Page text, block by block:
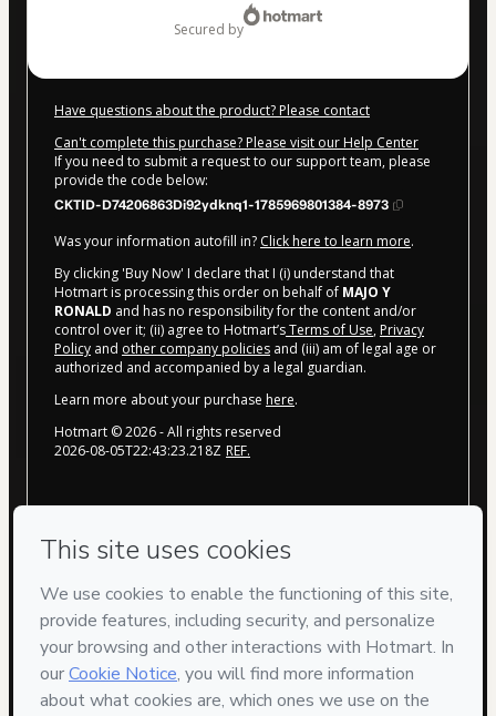
secured by
Have questions about the product? Please contact
Can't complete this purchase? Please visit our Help Center
If you need to submit a request to our support team, please
provide the code below:
CKTID-D74206863Di92ydknq1-1785969801384-8973
Was your information autofill in? Click here to learn more.
By clicking 'Buy Now' I declare that I (i) understand that
Hotmart is processing this order on behalf of MAJO Y
RONALD and has no responsibility for the content and/or
control over it; (ii) agree to Hotmart’sTerms of Use, Privacy
Policy and other company policies and (iii) am of legal age or
authorized and accompanied by a legal guardian.
Learn more about your purchase here.
Hotmart ©2026- All rights reserved
2026-08-05T22:43:23.218Z REF.
Your information is 100% secure
Safe purchase
Secure and authenticated environment